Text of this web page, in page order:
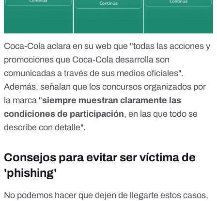
Coca-Cola aclara en su web que "todas las acciones y
promociones que Coca‑Cola desarrolla son
comunicadas a través de sus medios oficiales".
Además, señalan que los concursos organizados por
la marca "siempre muestran claramente las
condiciones de participación, en las que todo se
describe con detalle".
Consejos para evitar ser víctima de
'phishing'
No podemos hacer que dejen de llegarte estos casos,